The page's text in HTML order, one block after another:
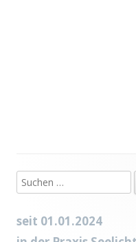
Haupt-
Seitenleiste
Suchen
nach:
seit 01.01.2024